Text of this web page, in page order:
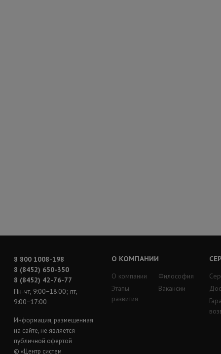
8 800 1008-198
8 (8452) 650-350
8 (8452) 42-76-77
Пн-чт, 9:00−18:00; пт,
9:00−17:00
Информация, размещенная
на сайте, не является
публичной офертой
© «Центр систем
О КОМПАНИИ
О компании
Этапы
развития
Философия
Вакансии